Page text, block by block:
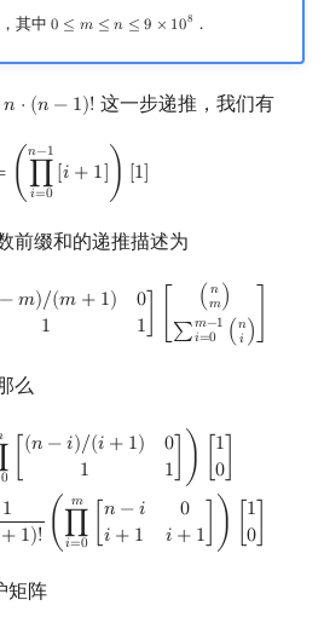
，其中0 ≤ 𝑚 ≤ 𝑛 ≤ 9 × 108
0 ≤m≤n ≤9 ×108 ．
𝑛 ⋅ (𝑛 − 1)!
(n − 1)! 这一步递推，我们有
(
𝑛−1
∏
𝑖=0
[𝑖 + 1] ) [1]
∏i=0n ])[
前缀和的递推描述为
−𝑚)/(𝑚 + 1)
0
1
1
( 𝑛
𝑚)
∑𝑚−1
𝑖=0 (𝑛
𝑖)
m) /(m+ 1 0 1 (n m) =0m n
么
0
(𝑛 −𝑖)/(𝑖 + 1)
0
1
1 )
1
0]
1
+ 1)! (
𝑚
∏
𝑖=0
𝑛 −𝑖
0
𝑖 + 1 𝑖 + 1 )
1
0
m[(n )/( i+1 0 11] 10] =1 m+
矩阵